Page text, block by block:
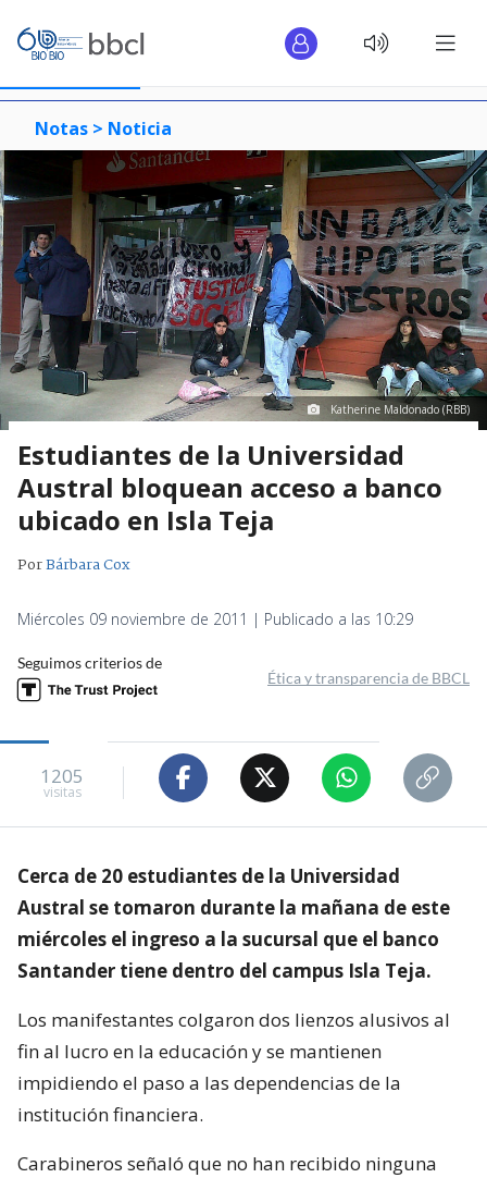
Notas > Noticia
Katherine Maldonado (RBB)
Estudiantes de la Universidad
Austral bloquean acceso a banco
ubicado en Isla Teja
PorBárbara Cox
Miércoles 09 noviembre de 2011 | Publicado a las 10:29
Seguimos criterios de
Ética y transparencia de BBCL
1205
visitas
Cerca de 20 estudiantes de la Universidad
Austral se tomaron durante la mañana de este
miércoles el ingreso a la sucursal que el banco
Santander tiene dentro del campus Isla Teja.
Los manifestantes colgaron dos lienzos alusivos al
fin al lucro en la educación y se mantienen
impidiendo el paso a las dependencias de la
institución financiera.
Carabineros señaló que no han recibido ninguna